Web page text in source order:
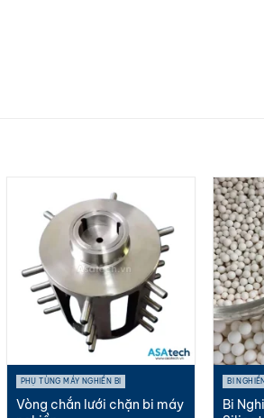
PHỤ TÙNG MÁY NGHIỀN BI
Vòng chắn lưới chặn bi máy
BI
Bi